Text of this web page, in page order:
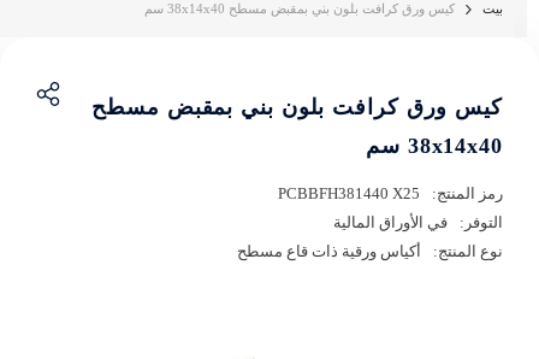
بيت كيس ورق كرافت بلون بني بمقبض مسطح 38x14x40 سم
كيس ورق كرافت بلون بني بمقبض مسطح
38x14x40 سم
رمز المنتج:
PCBBFH381440 X25
التوفر:
في الأوراق المالية
نوع المنتج:
أكياس ورقية ذات قاع مسطح